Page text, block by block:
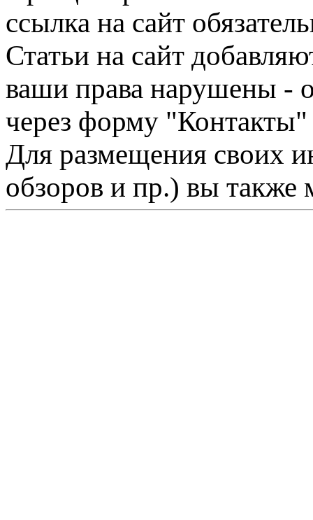
ссылка на сайт
Статьи на сайт
ваши права нарушены -
через форму "Контакты"
Для размещения своих
обзоров и пр.) вы также